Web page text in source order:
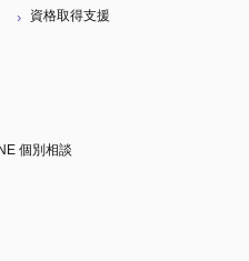
資格取得支援
個別相談